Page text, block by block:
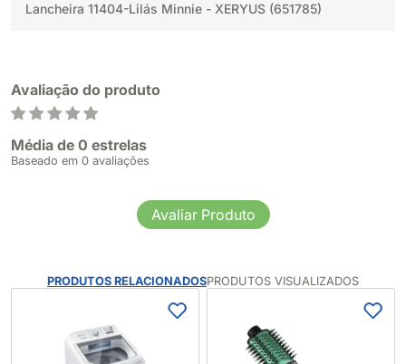
Lancheira 11404-Lilás Minnie - XERYUS (651785)
Avaliação do produto
Média de 0 estrelas
Baseado em 0 avaliações
Avaliar Produto
PRODUTOS RELACIONADOSPRODUTOS VISUALIZADOS